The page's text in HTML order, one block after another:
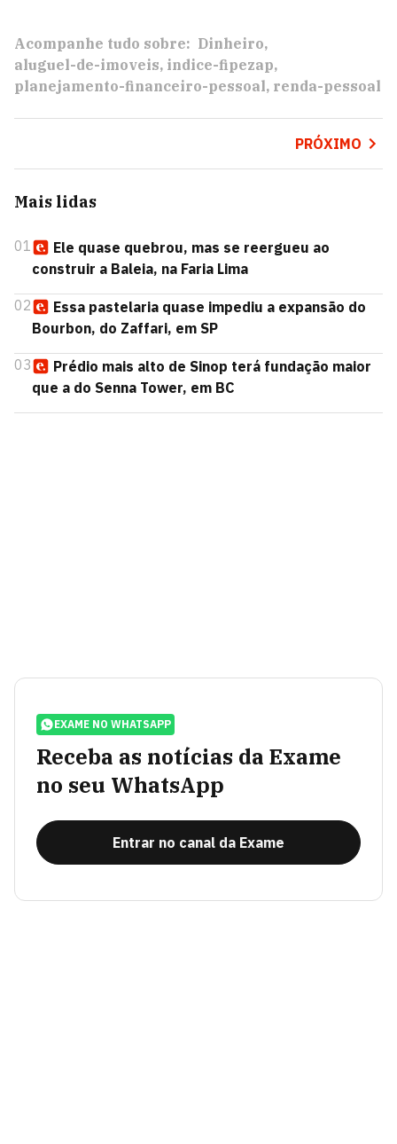
Acompanhe tudo sobre: Dinheiro
aluguel-de-imoveis indice-fipezap
planejamento-financeiro-pessoal renda-pessoal
PRÓXIMO
Mais lidas
01
Ele quase quebrou, mas se reergueu ao
construir a Baleia, na Faria Lima
02
Essa pastelaria quase impediu a expansão do
Bourbon, do Zaffari, em SP
03
Prédio mais alto de Sinop terá fundação maior
que a do Senna Tower, em BC
EXAME NO WHATSAPP
Receba as notícias da Exame
no seu WhatsApp
Entrar no canal da Exame